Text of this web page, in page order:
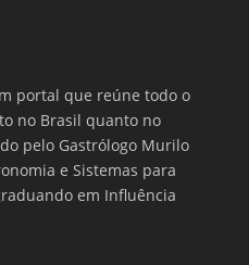
portal que reúne todo o
no Brasil quanto no
pelo Gastrólogo Murilo
e Sistemas para
em Influência